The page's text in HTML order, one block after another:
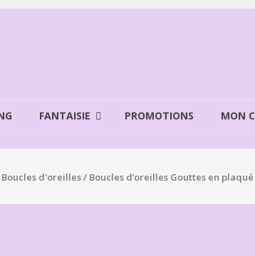
FANTAISIE PROMOTIONS MON
Boucles d'oreilles/ Boucles d’oreilles Gouttes en